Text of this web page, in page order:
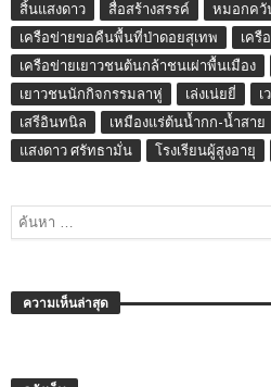
สิ้นแสงดาว
สื่อสร้างสรรค์ หมอกควั
เครือข่ายขอคืนพื้นที่ป่าดอยสุเทพ
เครื
เครือข่ายเยาวชนต้นกล้าชนเผ่าพื้นเมือง
เยาวชนนักกิจกรรมลาหู่
เล่งเน่ยยี่
เ
เสรีอินทนิล
เหมืองแร่ต้นน้ำกก-น้ำสาย
แสงดาว ศรัทธามั่น
โรงเรียนผู้สูงอายุ
ความเห็นล่าสุด